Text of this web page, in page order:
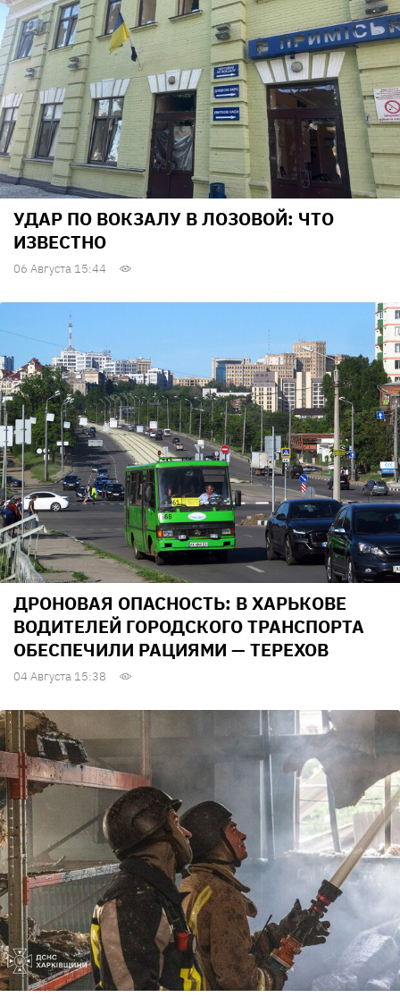
УДАР ПО ВОКЗАЛУ В ЛОЗОВОЙ: ЧТО
ИЗВЕСТНО
06 Августа 15:44
ДРОНОВАЯ ОПАСНОСТЬ: В ХАРЬКОВЕ
ВОДИТЕЛЕЙ ГОРОДСКОГО ТРАНСПОРТА
ОБЕСПЕЧИЛИ РАЦИЯМИ — ТЕРЕХОВ
04 Августа 15:38